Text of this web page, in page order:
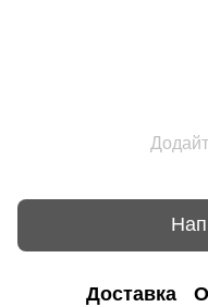
Доставка